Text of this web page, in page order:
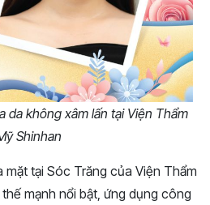
da không xâm lấn tại Viện Thẩm
Shinhan
tại Sóc Trăng của Viện Thẩm
mạnh nổi bật, ứng dụng công